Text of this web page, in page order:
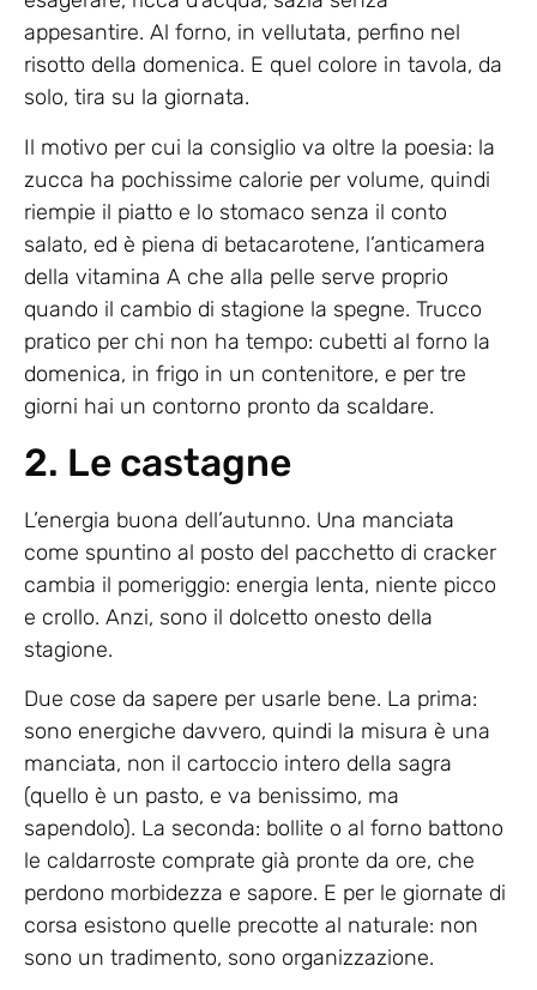
appesantire. Al forno, in vellutata, perfino nel
risotto della domenica. E quel colore in tavola, da
solo, tira su la giornata.
Il motivo per cui la consiglio va oltre la poesia: la
zucca ha pochissime calorie per volume, quindi
riempie il piatto e lo stomaco senza il conto
salato, ed è piena di betacarotene, l’anticamera
della vitamina A che alla pelle serve proprio
quando il cambio di stagione la spegne. Trucco
pratico per chi non ha tempo: cubetti al forno la
domenica, in frigo in un contenitore, e per tre
giorni hai un contorno pronto da scaldare.
2. Le castagne
L’energia buona dell’autunno. Una manciata
come spuntino al posto del pacchetto di cracker
cambia il pomeriggio: energia lenta, niente picco
e crollo. Anzi, sono il dolcetto onesto della
stagione.
Due cose da sapere per usarle bene. La prima:
sono energiche davvero, quindi la misura è una
manciata, non il cartoccio intero della sagra
(quello è un pasto, e va benissimo, ma
sapendolo). La seconda: bollite o al forno battono
le caldarroste comprate già pronte da ore, che
perdono morbidezza e sapore. E per le giornate di
corsa esistono quelle precotte al naturale: non
sono un tradimento, sono organizzazione.